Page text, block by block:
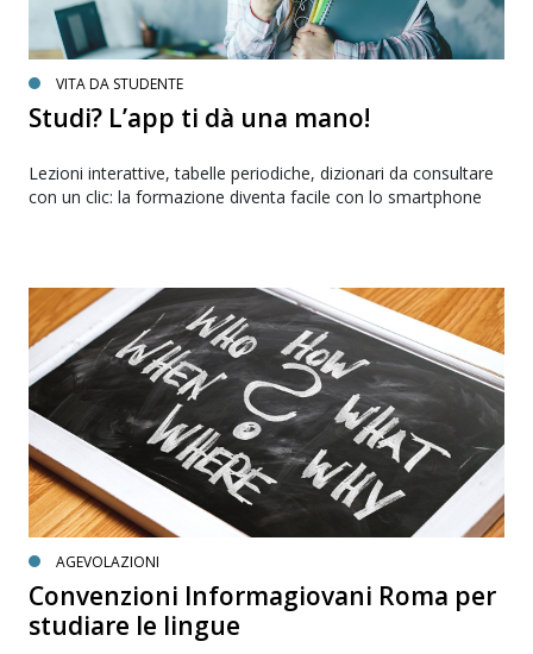
VITA DA STUDENTE
Studi? L’app ti dà una mano!
Lezioni interattive, tabelle periodiche, dizionari da consultare
con un clic: la formazione diventa facile con lo smartphone
AGEVOLAZIONI
Convenzioni Informagiovani Roma per
studiare le lingue